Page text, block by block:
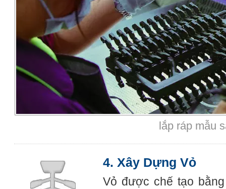
lắp ráp mẫu
4. Xây Dựng Vỏ
Vỏ được chế tạo